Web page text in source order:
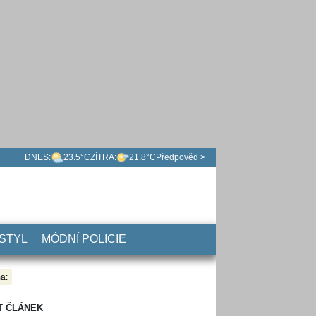
DNES: 23.5°CZÍTRA: 21.8°C Předpověd >
MÓDNÍ POLICIE
ČLÁNEK